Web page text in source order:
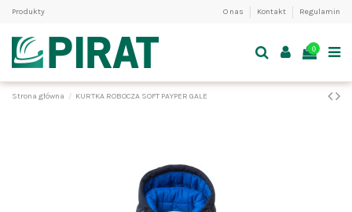
Produkty O nas Kontakt Regulamin
0
Strona główna KURTKA ROBOCZA SOFT PAYPER GALE